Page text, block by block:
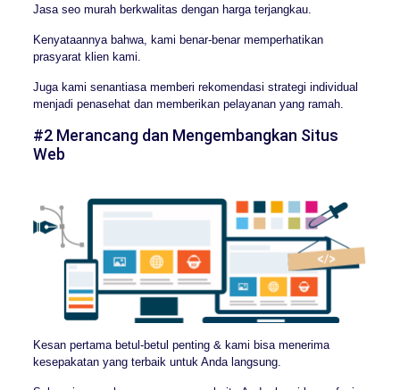
Jasa seo murah berkwalitas dengan harga terjangkau.
Kenyataannya bahwa, kami benar-benar memperhatikan
prasyarat klien kami.
Juga kami senantiasa memberi rekomendasi strategi individual
menjadi penasehat dan memberikan pelayanan yang ramah.
#2 Merancang dan Mengembangkan Situs
Web
Kesan pertama betul-betul penting & kami bisa menerima
kesepakatan yang terbaik untuk Anda langsung.